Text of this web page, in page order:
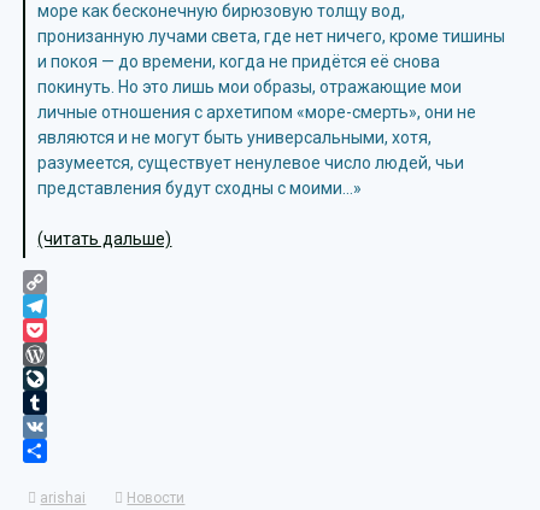
море как бесконечную бирюзовую толщу вод,
пронизанную лучами света, где нет ничего, кроме тишины
и покоя — до времени, когда не придётся её снова
покинуть. Но это лишь мои образы, отражающие мои
личные отношения с архетипом «море-смерть», они не
являются и не могут быть универсальными, хотя,
разумеется, существует ненулевое число людей, чьи
представления будут сходны с моими…»
(читать дальше)
Copy
Link
Telegram
Pocket
WordPress
LiveJournal
Tumblr
VK
arishai
Новости